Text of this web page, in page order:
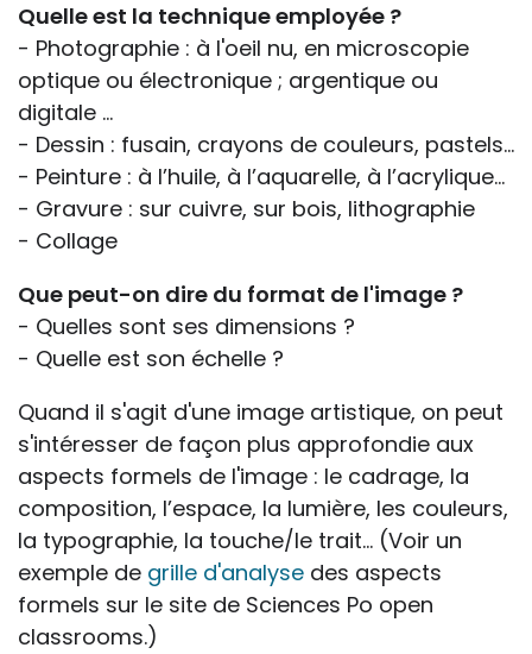
Quelle est la technique employée ?
- Photographie : à l'oeil nu, en microscopie
optique ou électronique ; argentique ou
digitale …
- Dessin : fusain, crayons de couleurs, pastels...
- Peinture : à l’huile, à l’aquarelle, à l’acrylique…
- Gravure : sur cuivre, sur bois, lithographie
- Collage
Que peut-on dire du format de l'image ?
- Quelles sont ses dimensions ?
- Quelle est son échelle ?
Quand il s'agit d'une image artistique, on peut
s'intéresser de façon plus approfondie aux
aspects formels de l'image : le cadrage, la
composition, l’espace, la lumière, les couleurs,
la typographie, la touche/le trait… (Voir un
exemple de grille d'analyse des aspects
formels sur le site de Sciences Po open
classrooms.)